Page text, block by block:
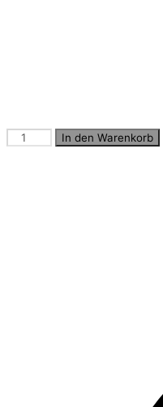
Softe
Twill
In den Warenkorb